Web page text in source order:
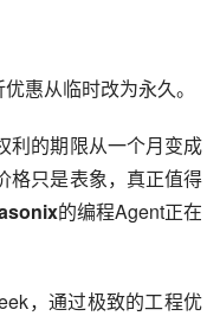
惠从临时改为永久。
利的期限从一个月变成
格只是表象，真正值得
的编程Agent正在
，通过极致的工程优